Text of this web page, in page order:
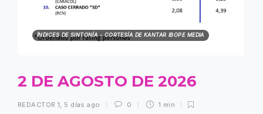
ÍNDICES DE SINTONÍA - CORTESÍA DE KANTAR IBOPE MEDIA
2 DE AGOSTO DE 2026
REDACTOR 1 5 días ago 0 1 min